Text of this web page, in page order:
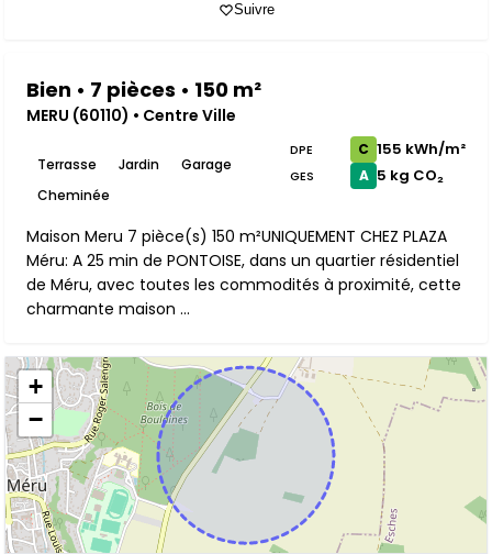
Suivre
Bien • 7 pièces • 150 m²
MERU (60110) • Centre Ville
Terrasse Jardin
Garage
Cheminée
DPE C 155 kWh/m²
GES A 5 kg CO₂
Maison Meru 7 pièce(s) 150 m²UNIQUEMENT CHEZ PLAZA
Méru: A 25 min de PONTOISE, dans un quartier résidentiel
de Méru, avec toutes les commodités à proximité, cette
charmante maison ...
+
−